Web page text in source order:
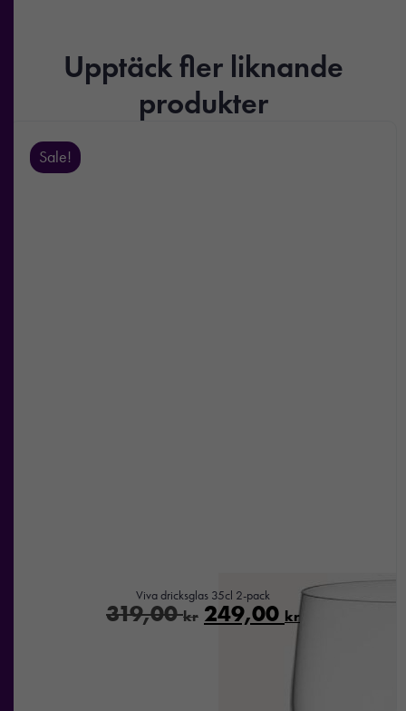
Upptäck fler liknande
produkter
Sale!
Viva dricksglas 35cl 2-pack
319,00kr 249,00 kr